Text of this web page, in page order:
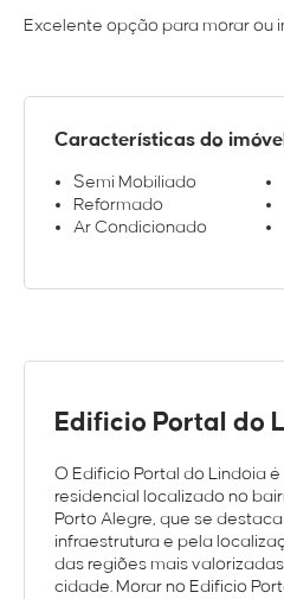
Excelente opção para morar ou
Características do imóvel
Semi Mobiliado
Reformado
Ar Condicionado
Edificio Portal do
O Edificio Portal do Lindoia
residencial localizado no
Porto Alegre, que se
infraestrutura e pela
das regiões mais
cidade. Morar no Edificio